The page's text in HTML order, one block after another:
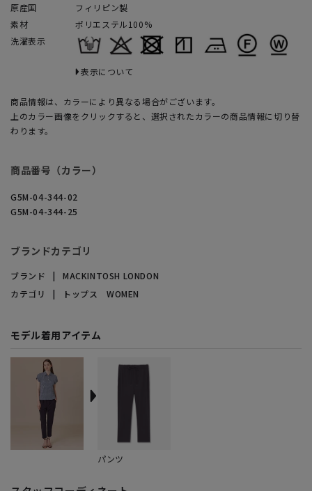
原産国
フィリピン製
素材
ポリエステル100%
洗濯表示
表示について
商品情報は、カラーにより異なる場合がございます。
上のカラー画像をクリックすると、選択されたカラーの商品情報に切り替
わります。
商品番号（カラー）
G5M-04-344-02
G5M-04-344-25
ブランドカテゴリ
ブランド
MACKINTOSH LONDON
カテゴリ
トップス WOMEN
モデル着用アイテム
パンツ